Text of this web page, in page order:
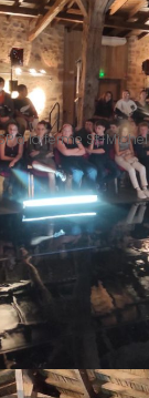
à la ferme St-Michel